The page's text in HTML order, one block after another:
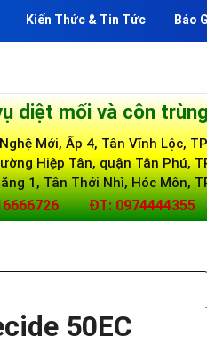
Kiến Thức & Tin Tức Báo
diệt mối và côn
Mới, Ấp 4, Tân Vĩnh Lộc,
Hiệp Tân, quận Tân Phú,
1, Tân Thới Nhì, Hóc Môn,
ĐT: 0974444355
50EC